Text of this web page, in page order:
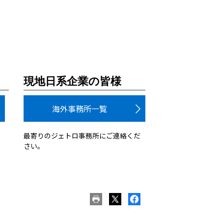
現地日系企業の皆様
海外事務所一覧
最寄りのジェトロ事務所にご連絡くだ
さい。